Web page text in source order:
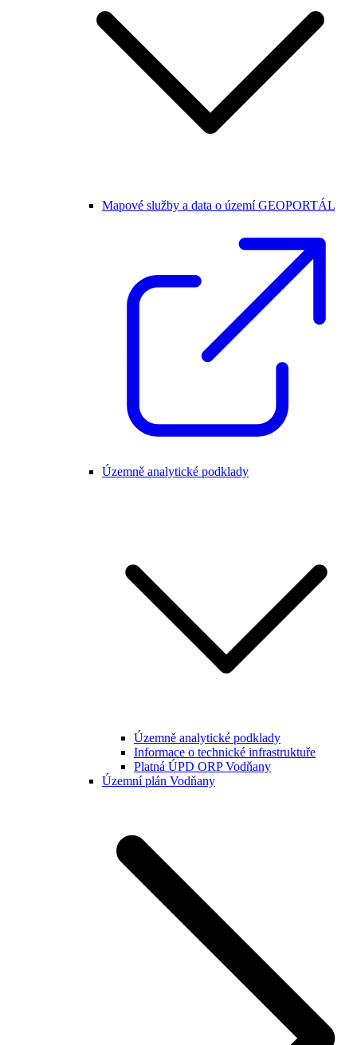
Mapové služby a data o území GEOPORTÁL
Územně analytické podklady
Územně analytické podklady
Informace o technické infrastruktuře
Platná ÚPD ORP Vodňany
Územní plán Vodňany